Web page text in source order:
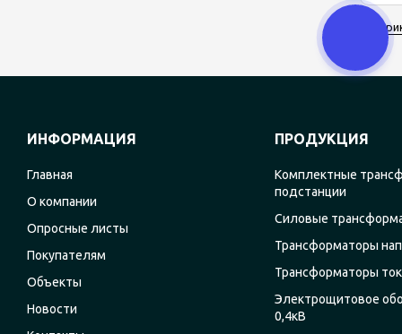
ИНФОРМАЦИЯ
Главная
О компании
Опросные листы
Покупателям
Объекты
Новости
ПРОДУКЦИЯ
Комплектные
подстанции
Силовые
Трансформаторы
Трансформаторы
Электрощитовое
0,4кВ